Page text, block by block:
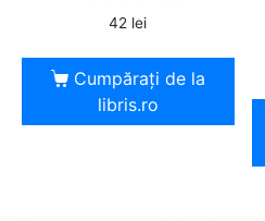
42 lei
Cumpărați de la
libris.ro